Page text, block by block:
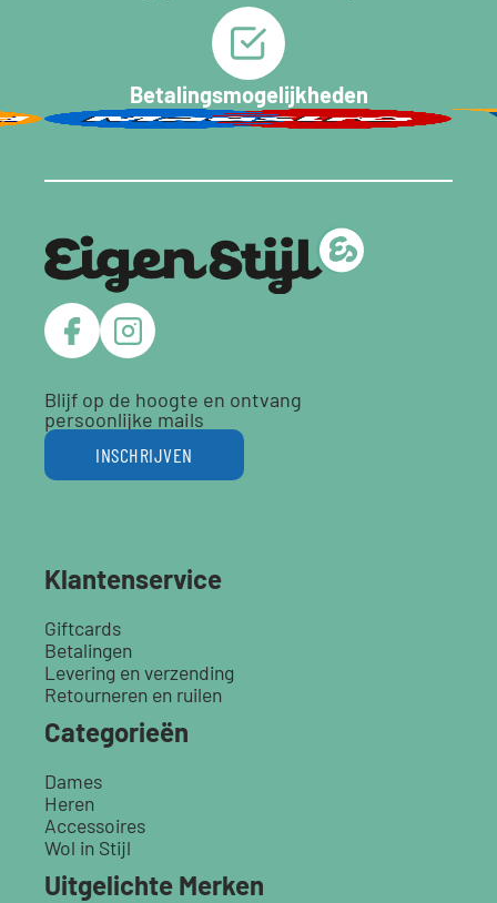
Betalingsmogelijkheden
Blijf op de hoogte en ontvang
persoonlijke mails
INSCHRIJVEN
Klantenservice
Giftcards
Betalingen
Levering en verzending
Retourneren en ruilen
Categorieën
Dames
Heren
Accessoires
Wol in Stijl
Uitgelichte Merken